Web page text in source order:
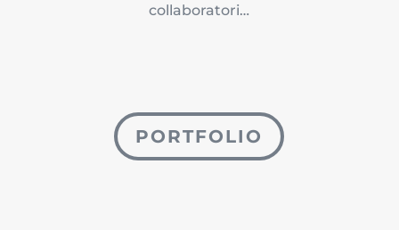
collaboratori…
PORTFOLIO